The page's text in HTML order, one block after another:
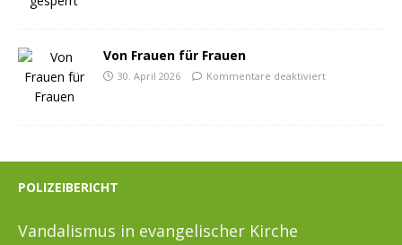
Von Frauen für Frauen
30. April 2026 Kommentare deaktiviert
POLIZEIBERICHT
Vandalismus in evangelischer Kirche